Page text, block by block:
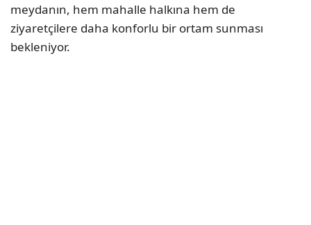
meydanın, hem mahalle halkına hem de
ziyaretçilere daha konforlu bir ortam sunması
bekleniyor.